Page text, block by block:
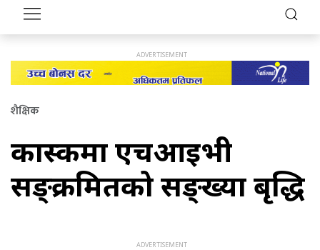
शैक्षिक
कास्कीमा एचआइभी
सङ्क्रमितको सङ्ख्या बृद्धि